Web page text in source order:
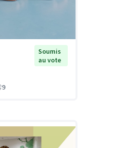
Soumis
au vote
9